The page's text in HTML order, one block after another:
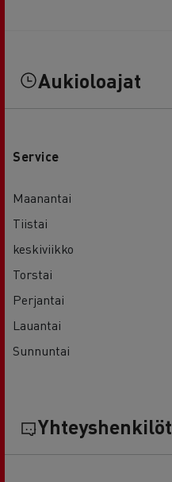
Aukioloajat
Service
Maanantai
Tiistai
keskiviikko
Torstai
Perjantai
Lauantai
Sunnuntai
Yhteyshenkilöt